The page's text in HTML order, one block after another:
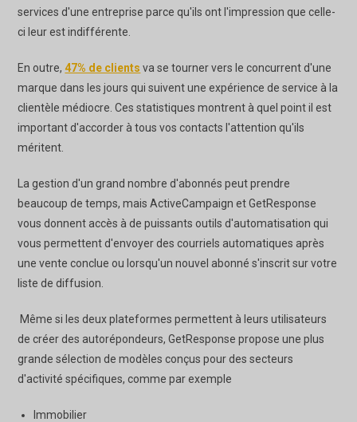
services d'une entreprise parce qu'ils ont l'impression que celle-
ci leur est indifférente.
En outre,47% de clients va se tourner vers le concurrent d'une
marque dans les jours qui suivent une expérience de service à la
clientèle médiocre. Ces statistiques montrent à quel point il est
important d'accorder à tous vos contacts l'attention qu'ils
méritent.
La gestion d'un grand nombre d'abonnés peut prendre
beaucoup de temps, mais ActiveCampaign et GetResponse
vous donnent accès à de puissants outils d'automatisation qui
vous permettent d'envoyer des courriels automatiques après
une vente conclue ou lorsqu'un nouvel abonné s'inscrit sur votre
liste de diffusion.
Même si les deux plateformes permettent à leurs utilisateurs
de créer des autorépondeurs, GetResponse propose une plus
grande sélection de modèles conçus pour des secteurs
d'activité spécifiques, comme par exemple
Immobilier